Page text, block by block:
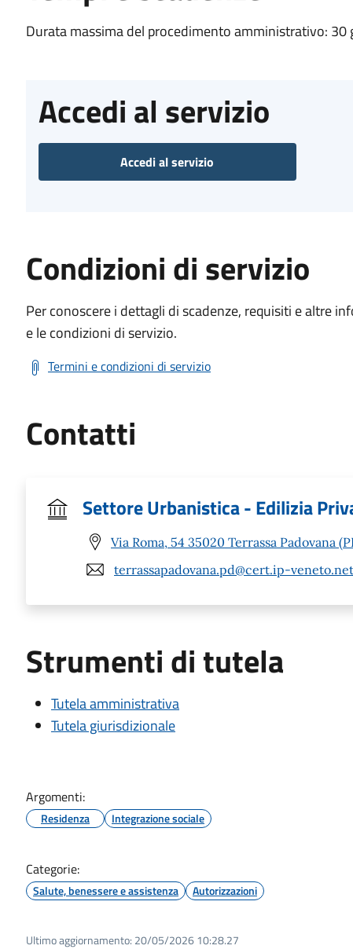
Durata massima del procedimento amministrativo: 30
Accedi al servizio
Accedi al servizio
Condizioni di servizio
Per conoscere i dettagli di scadenze, requisiti e altre
e le condizioni di servizio.
Termini e condizioni di servizio
Contatti
Settore Urbanistica - Edilizia
Via Roma, 54 35020 Terrassa Padovana
terrassapadovana.pd@cert.ip-veneto.net
Strumenti di tutela
Tutela amministrativa
Tutela giurisdizionale
Argomenti:
Residenza Integrazione sociale
Categorie:
Salute, benessere e assistenza Autorizzazioni
Ultimo aggiornamento: 20/05/2026 10:28.27